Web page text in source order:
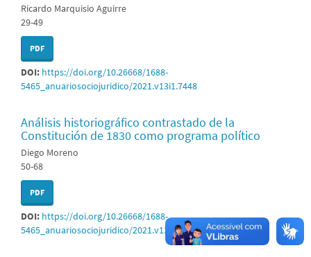
Ricardo Marquisio Aguirre
29-49
PDF
DOI: https://doi.org/10.26668/1688-
5465_anuariosociojuridico/2021.v13i1.7448
Análisis historiográfico contrastado de la
Constitución de 1830 como programa político
Diego Moreno
50-68
PDF
DOI: https://doi.org/10.26668/1688-
5465_anuariosociojuridico/2021.v13i1.7449